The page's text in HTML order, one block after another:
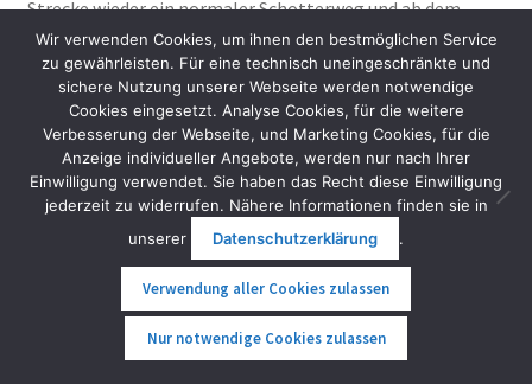
Strecke wieder ein normaler Schotterweg und ab dem
Heimatmuseum wieder eine schöne asphaltierte Straße.
So ging es dann im Halbdunkeln flott voran ins Tal und die
Mautstation war nach knappen 40 km Gesamtstrecke und
absolvierten 4.000 Höhenmetern (ja, das schafft man auch
auf der Hohen Wand) endlich wieder erreicht. Ich war ein
wenig lädiert nach zwei eher unfreiwilligen Abstiegen auf
der Rückfahrt im nassen und steinigen Gelände aber mein
KS18 hätte vom Akkustand die Runde vermutlich noch
Frage an wissende Hohe Wand Experten: Unweit
vom Hubertushaus geht eine Straße mit Schranken, laut
Wir verwenden Cookies, um ihnen den bestmöglichen Service
zu gewährleisten. Für eine technisch uneingeschränkte und
sichere Nutzung unserer Webseite werden notwendige
Cookies eingesetzt. Analyse Cookies, für die weitere
Verbesserung der Webseite, und Marketing Cookies, für die
Anzeige individueller Angebote, werden nur nach Ihrer
Einwilligung verwendet. Sie haben das Recht diese Einwilligung
jederzeit zu widerrufen. Nähere Informationen finden sie in
unserer
Datenschutzerklärung .
Verwendung aller Cookies zulassen
Nur notwendige Cookies zulassen